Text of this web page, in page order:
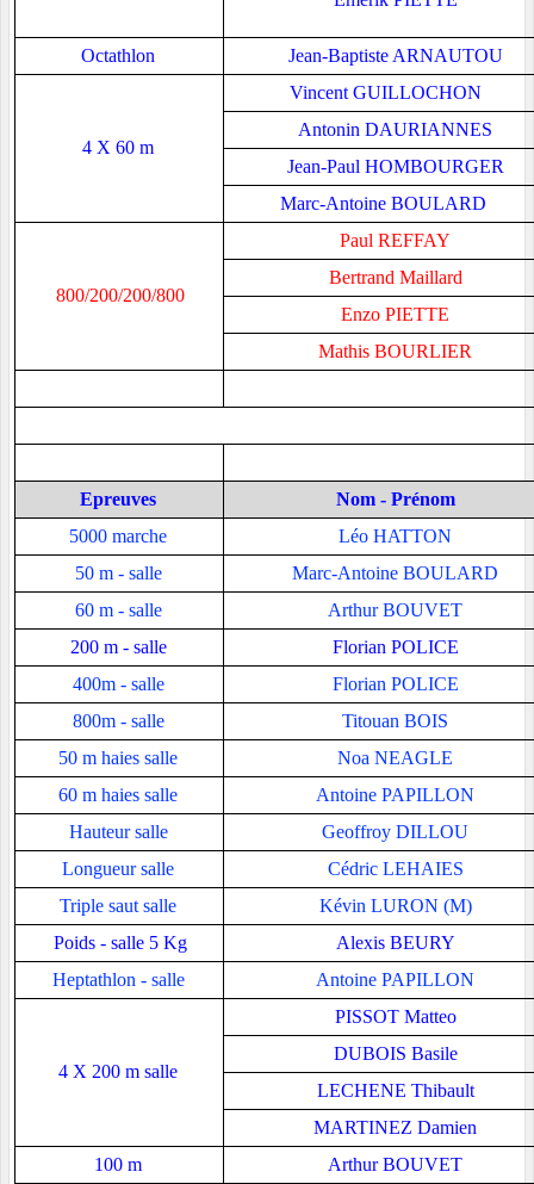
Octathlon Jean-Baptiste ARNAUTOU
4 X 60 m
Vincent GUILLOCHON
Antonin DAURIANNES
Jean-Paul HOMBOURGER
Marc-Antoine BOULARD
800/200/200/800
Paul REFFAY
Bertrand Maillard
Enzo PIETTE
Mathis BOURLIER
Epreuves
Nom - Prénom
5000 marche
Léo HATTON
50 m - salle
Marc-Antoine BOULARD
60 m - salle
Arthur BOUVET
200 m - salle
Florian POLICE
400m - salle
Florian POLICE
800m - salle
Titouan BOIS
50 m haies salle
Noa NEAGLE
60 m haies salle
Antoine PAPILLON
Hauteur salle
Geoffroy DILLOU
Longueur salle
Cédric LEHAIES
Triple saut salle
Kévin LURON (M)
Poids - salle 5 Kg
Alexis BEURY
Heptathlon - salle
Antoine PAPILLON
4 X 200 m salle
PISSOT Matteo
DUBOIS Basile
LECHENE Thibault
MARTINEZ Damien
100 m
Arthur BOUVET